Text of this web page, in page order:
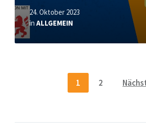
24. Oktober 2023
in ALLGEMEIN
Beiträge
1 2